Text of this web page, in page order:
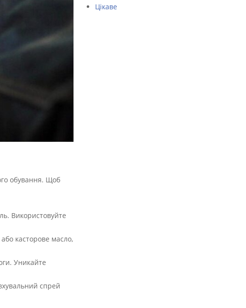
обування. Щоб
Використовуйте
касторове масло,
Уникайте
спрей
Цікаве